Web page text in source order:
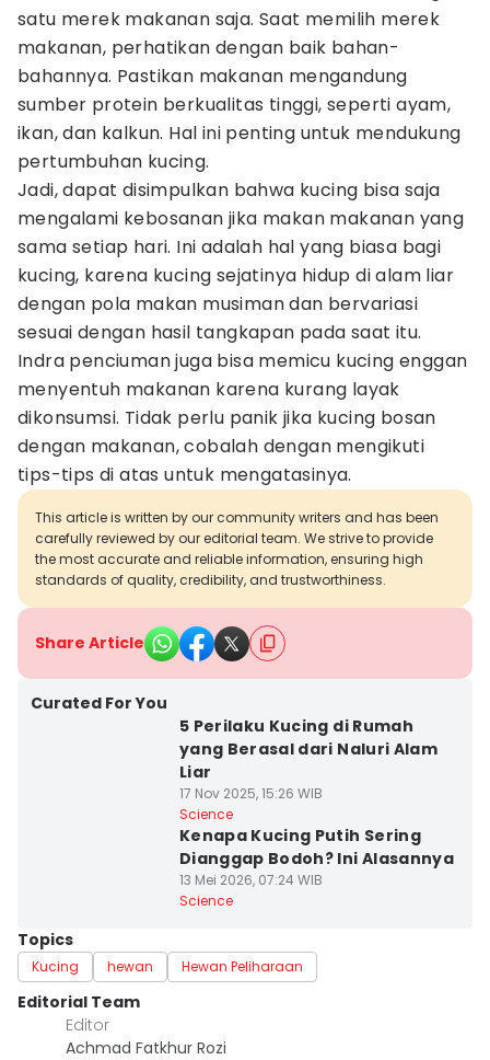
satu merek makanan saja. Saat memilih merek
makanan, perhatikan dengan baik bahan-
bahannya. Pastikan makanan mengandung
sumber protein berkualitas tinggi, seperti ayam,
ikan, dan kalkun. Hal ini penting untuk mendukung
pertumbuhan kucing.
Jadi, dapat disimpulkan bahwa kucing bisa saja
mengalami kebosanan jika makan makanan yang
sama setiap hari. Ini adalah hal yang biasa bagi
kucing, karena kucing sejatinya hidup di alam liar
dengan pola makan musiman dan bervariasi
sesuai dengan hasil tangkapan pada saat itu.
Indra penciuman juga bisa memicu kucing enggan
menyentuh makanan karena kurang layak
dikonsumsi. Tidak perlu panik jika kucing bosan
dengan makanan, cobalah dengan mengikuti
tips-tips di atas untuk mengatasinya.
This article is written by our community writers and has been
carefully reviewed by our editorial team. We strive to provide
the most accurate and reliable information, ensuring high
standards of quality, credibility, and trustworthiness.
Share Article
Curated For You
5 Perilaku Kucing di Rumah
yang Berasal dari Naluri Alam
Liar
17 Nov 2025, 15:26 WIB
Science
Kenapa Kucing Putih Sering
Dianggap Bodoh? Ini Alasannya
13 Mei 2026, 07:24 WIB
Science
Topics
Kucing hewan Hewan Peliharaan
Editorial Team
Editor
Achmad Fatkhur Rozi